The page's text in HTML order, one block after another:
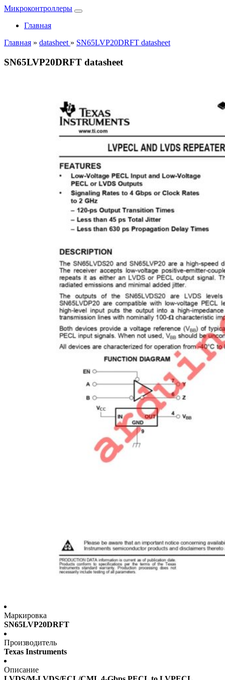
Микроконтроллеры
Главная
Главная » datasheet » SN65LVP20DRFT datasheet
SN65LVP20DRFT datasheet
Маркировка
SN65LVP20DRFT
Производитель
Texas Instruments
Описание